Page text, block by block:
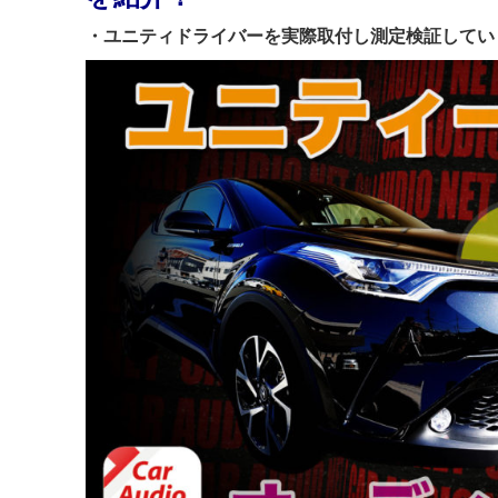
・ユニティドライバーを実際取付し測定検証して